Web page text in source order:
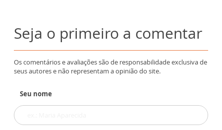
Seja o primeiro a comentar
Os comentários e avaliações são de responsabilidade exclusiva de
seus autores e não representam a opinião do site.
Seu nome